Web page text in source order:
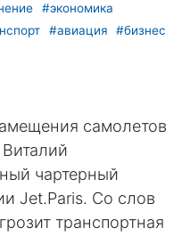
#экономика
#авиация
#бизнес
самолетов
чартерный
Jet.Paris. Со слов
транспортная